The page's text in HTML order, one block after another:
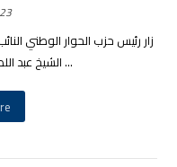
زار رئيس حزب الحوار الوطني
الشيخ عبد اللطيف دريان في دار الفتوى ...